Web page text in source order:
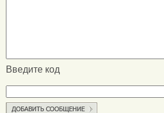
Введите код